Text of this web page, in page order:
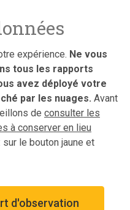
expérience. Ne vous
tous les rapports
avez déployé votre
par les nuages. Avant
de consulter les
à conserver en lieu
le bouton jaune et
d'observation